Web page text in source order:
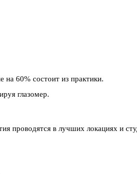
60% состоит из практики.
глазомер.
проводятся в лучших локациях и